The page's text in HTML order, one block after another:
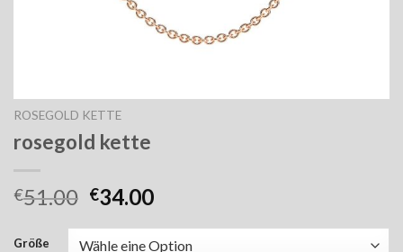
ROSEGOLD KETTE
rosegold kette
€51.00 €34.00
Größe